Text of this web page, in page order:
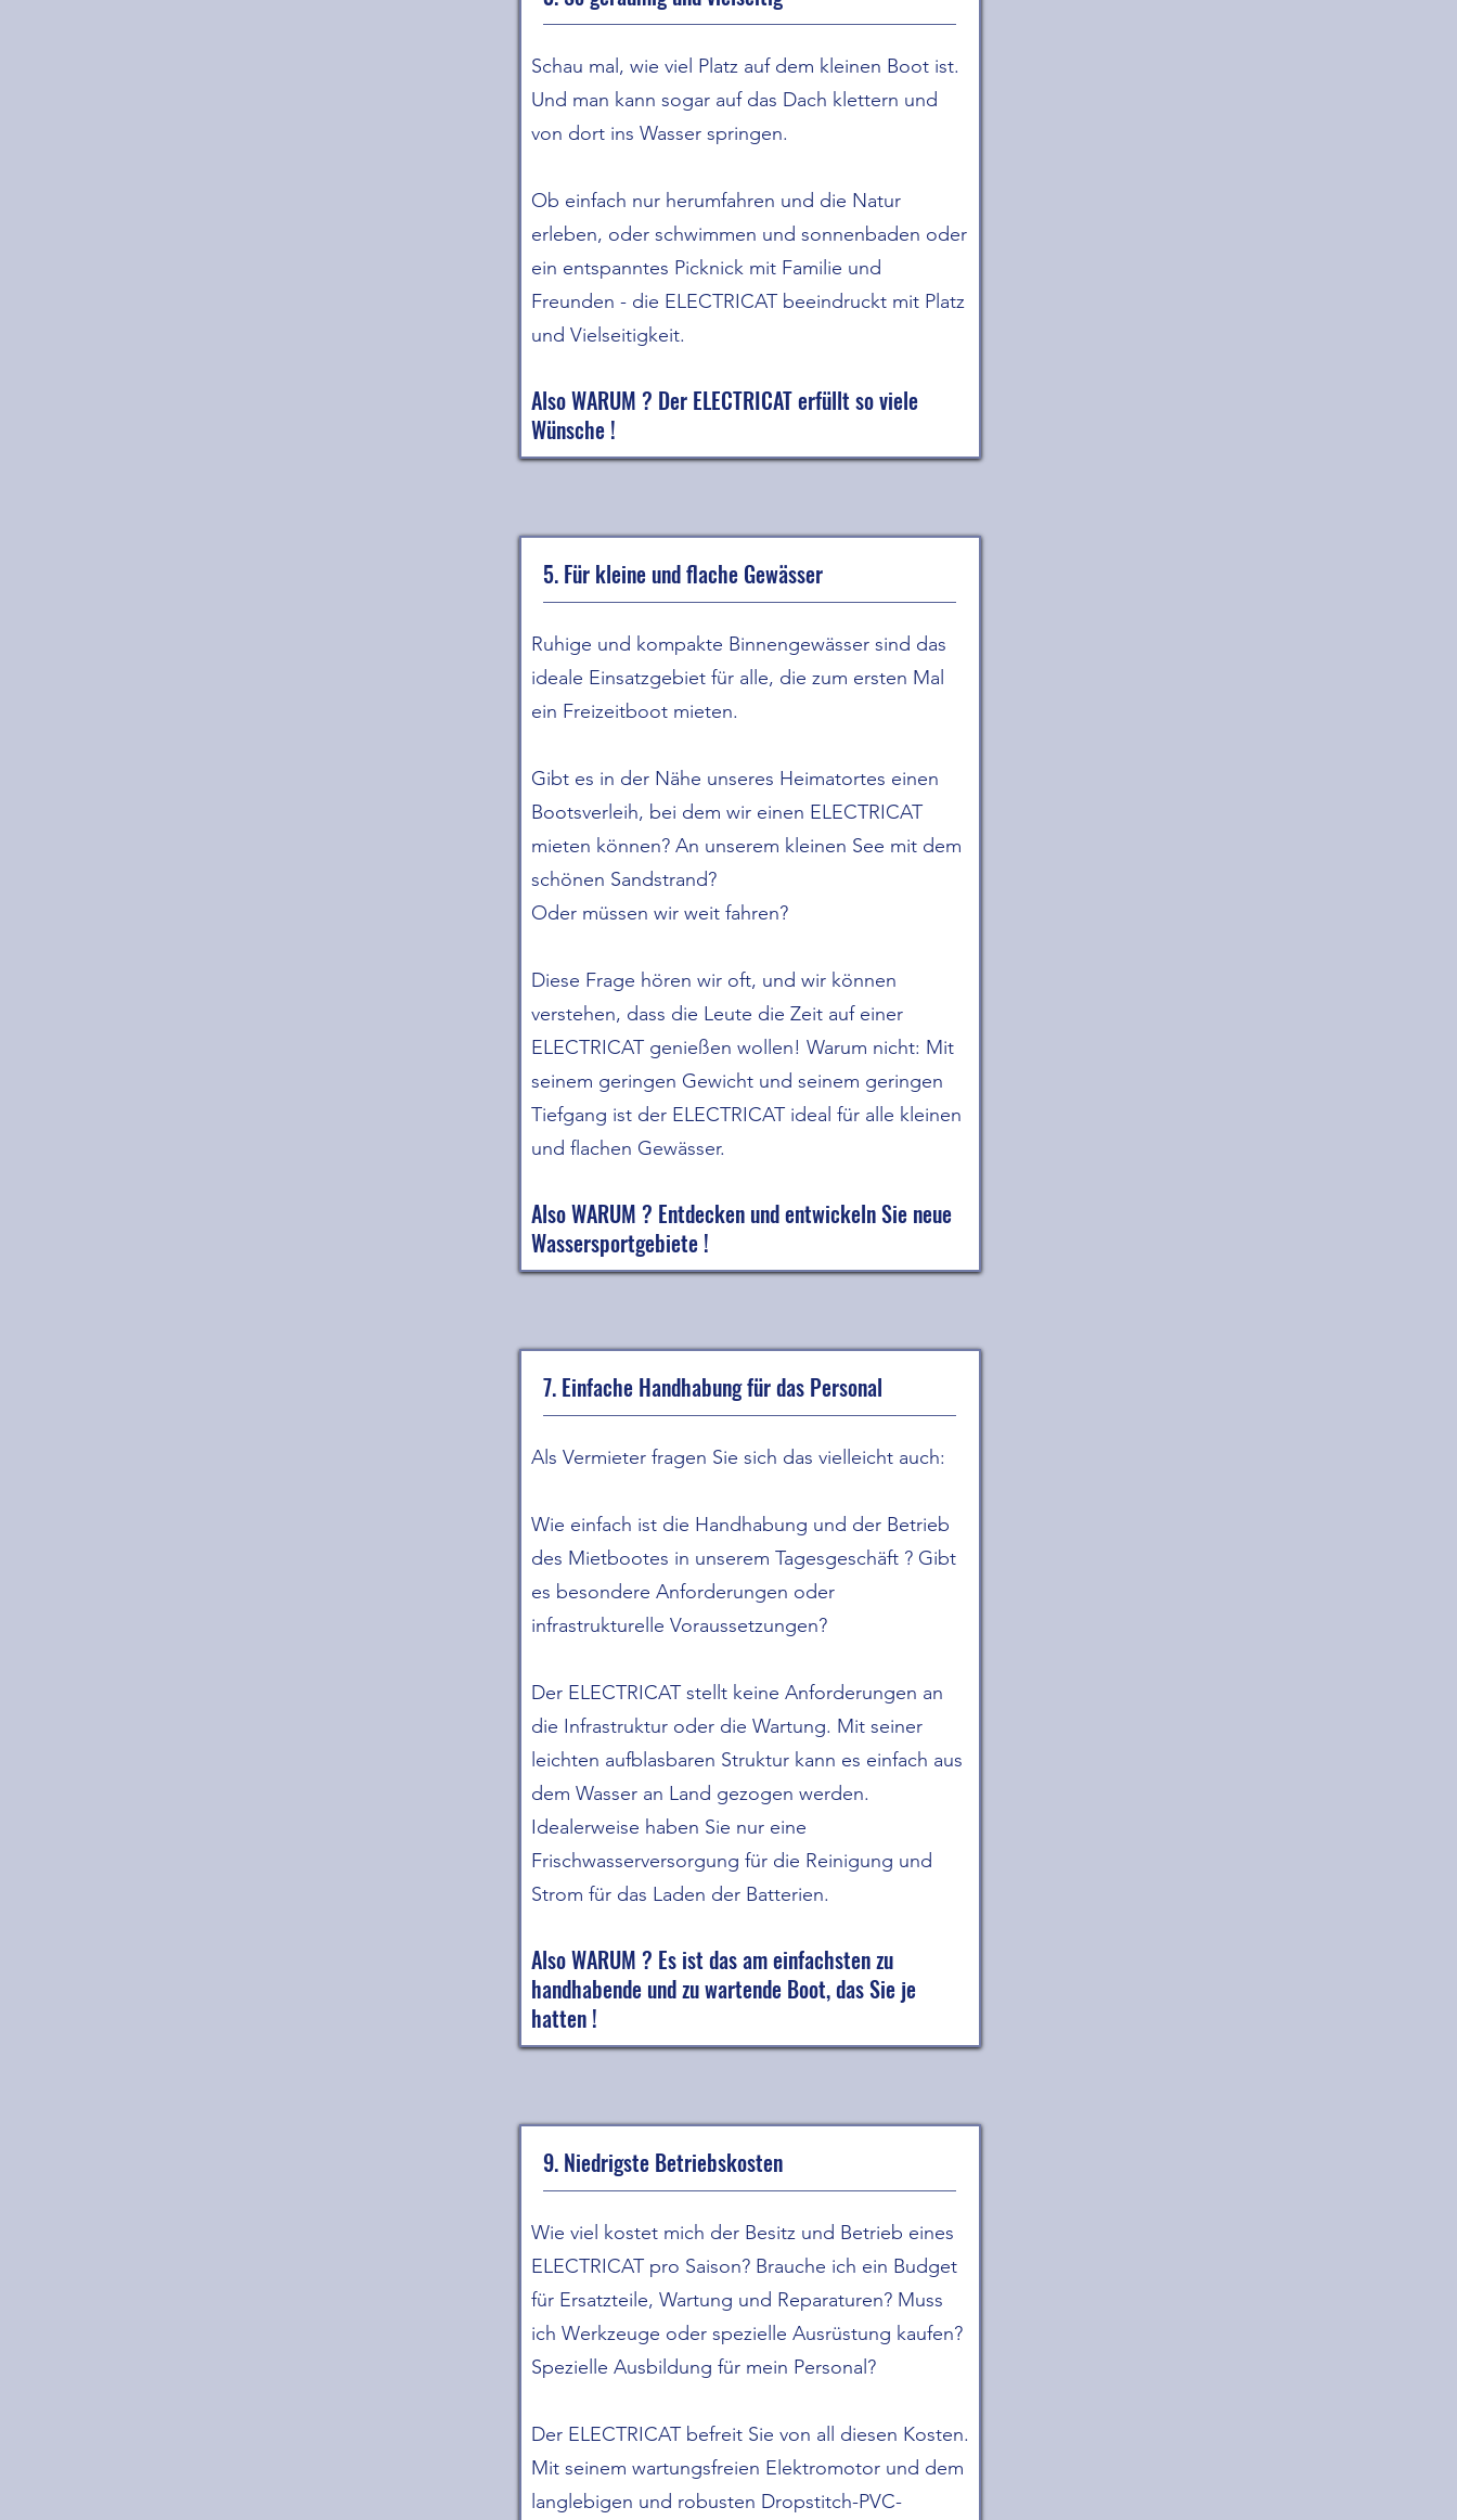
Schau mal, wie viel Platz auf dem kleinen Boot ist.
Und man kann sogar auf das Dach klettern und
von dort ins Wasser springen.
Ob einfach nur herumfahren und die Natur
erleben, oder schwimmen und sonnenbaden oder
ein entspanntes Picknick mit Familie und
Freunden - die ELECTRICAT beeindruckt mit Platz
und Vielseitigkeit.
Also WARUM ? Der ELECTRICAT erfüllt so viele
Wünsche !
5. Für kleine und flache Gewässer
Ruhige und kompakte Binnengewässer sind das
ideale Einsatzgebiet für alle, die zum ersten Mal
ein Freizeitboot mieten.
Gibt es in der Nähe unseres Heimatortes einen
Bootsverleih, bei dem wir einen ELECTRICAT
mieten können? An unserem kleinen See mit dem
schönen Sandstrand?
Oder müssen wir weit fahren?
Diese Frage hören wir oft, und wir können
verstehen, dass die Leute die Zeit auf einer
ELECTRICAT genießen wollen! Warum nicht: Mit
seinem geringen Gewicht und seinem geringen
Tiefgang ist der ELECTRICAT ideal für alle kleinen
und flachen Gewässer.
Also WARUM ? Entdecken und entwickeln Sie neue
Wassersportgebiete !
7. Einfache Handhabung für das Personal
Als Vermieter fragen Sie sich das vielleicht auch:
Wie einfach ist die Handhabung und der Betrieb
des Mietbootes in unserem Tagesgeschäft ? Gibt
es besondere Anforderungen oder
infrastrukturelle Voraussetzungen?
Der ELECTRICAT stellt keine Anforderungen an
die Infrastruktur oder die Wartung. Mit seiner
leichten aufblasbaren Struktur kann es einfach aus
dem Wasser an Land gezogen werden.
Idealerweise haben Sie nur eine
Frischwasserversorgung für die Reinigung und
Strom für das Laden der Batterien.
Also WARUM ? Es ist das am einfachsten zu
handhabende und zu wartende Boot, das Sie je
hatten !
9. Niedrigste Betriebskosten
Wie viel kostet mich der Besitz und Betrieb eines
ELECTRICAT pro Saison? Brauche ich ein Budget
für Ersatzteile, Wartung und Reparaturen? Muss
ich Werkzeuge oder spezielle Ausrüstung kaufen?
Spezielle Ausbildung für mein Personal?
Der ELECTRICAT befreit Sie von all diesen Kosten.
Mit seinem wartungsfreien Elektromotor und dem
langlebigen und robusten Dropstitch-PVC-